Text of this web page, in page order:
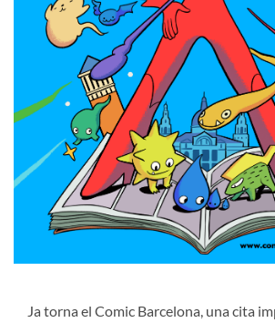
Ja torna el Comic Barcelona, una cita